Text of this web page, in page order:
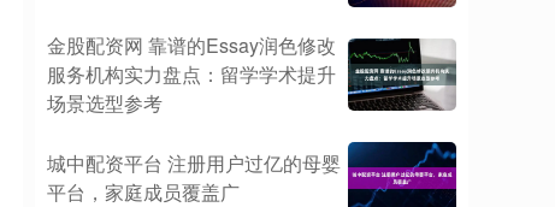
金股配资网 靠谱的Essay润色修改
服务机构实力盘点：留学学术提升
场景选型参考
城中配资平台 注册用户过亿的母婴
平台，家庭成员覆盖广